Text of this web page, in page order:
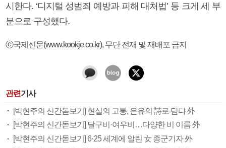
시한다. ‘디지털 성범죄 예방과 피해 대처법’ 등 크게 세 부
분으로 구성했다.
ⓒ국제신문(www.kookje.co.kr), 무단 전재 및 재배포 금지
관련기사
[박현주의 신간돋보기] 현실의 고통, 은유의 詩로 담다 外
[박현주의 신간돋보기] 달구비·여우비…다양한 비 이름 外
[박현주의 신간돋보기] 6·25 세계에 알린 女 종군기자 外